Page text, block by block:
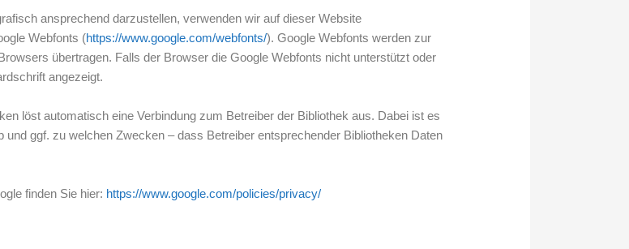
ansprechend darzustellen, verwenden wir auf dieser Website
Webfonts (https://www.google.com/webfonts/). Google Webfonts werden zur
übertragen. Falls der Browser die Google Webfonts nicht unterstützt oder
angezeigt.
löst automatisch eine Verbindung zum Betreiber der Bibliothek aus. Dabei ist es
ggf. zu welchen Zwecken – dass Betreiber entsprechender Bibliotheken Daten
finden Sie hier: https://www.google.com/policies/privacy/